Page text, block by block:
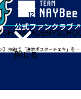
閉じる
FANACADEMY
ト！ 総選挙対象グッズのグラス、タンブラーなど新商品が登場！